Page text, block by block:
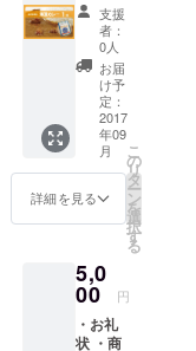
※「お礼
状」は
掲載期
間終了
後の９
月上旬
頃を目
途に発
送させ
ていた
だきま
物の海
軍カ
レー×１
※「お礼
状」
「海軍
レー」
は掲載
期間終
了後の
９月上
旬頃を
発送さ
せてい
ただき
ます。
支援
者：
0人
お届
け予
定：
2017
年09
月
詳細を見る
こ
の
リ
タ
ー
ン
を
選
択
す
る
5,0
00 円
・お礼
状 ・商